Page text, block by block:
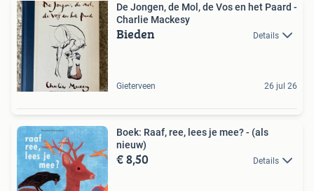
De Jongen, de Mol, de Vos en het Paard -
Charlie Mackesy
Bieden Details
Gieterveen 26 jul 26
Boek: Raaf, ree, lees je mee? - (als
nieuw)
€ 8,50 Details